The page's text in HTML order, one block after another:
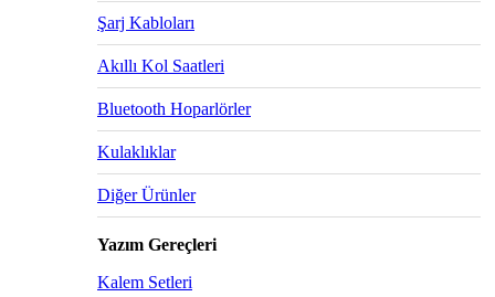
Şarj Kabloları
Akıllı Kol Saatleri
Bluetooth Hoparlörler
Kulaklıklar
Diğer Ürünler
Yazım Gereçleri
Kalem Setleri